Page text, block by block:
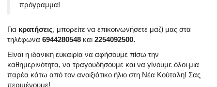
πρόγραμμα!
Για κρατήσεις, μπορείτε να επικοινωνήσετε μαζί μας στα
τηλέφωνα 6944280548 και 2254092500.
Είναι η ιδανική ευκαιρία να αφήσουμε πίσω την
καθημερινότητα, να τραγουδήσουμε και να γίνουμε όλοι μια
παρέα κάτω από τον ανοιξιάτικο ήλιο στη Νέα Κούταλη! Σας
περιμένουμε!